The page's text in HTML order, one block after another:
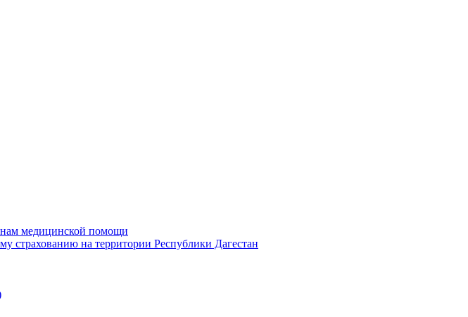
медицинской помощи
страхованию на территории Республики Дагестан